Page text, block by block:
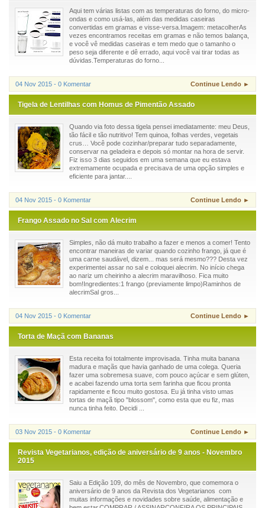
Aqui tem várias listas com as temperaturas do forno, do micro-
ondas e como usá-las, além das medidas caseiras
convertidas em gramas e visse-versa.Imagem: metacolherAs
vezes encontramos receitas em gramas e não temos balança,
e você vê medidas caseiras e tem medo que o tamanho o
peso seja diferente e dê errado, aqui você vai tirar todas as
dúvidas.Temperaturas do forno...
04 Nov 2015 - 0 Komentar Continue Lendo ►
Tigela de Lentilhas com Homus de Pimentão Assado
Quando via foto dessa tigela pensei imediatamente: meu Deus,
tão fácil e tão nutritivo! Tem quinoa, folhas verdes, vegetais
crus… Você pode cozinhar/preparar tudo separadamente,
conservar na geladeira e depois só montar na hora de servir.
Fiz isso 3 dias seguidos em uma semana que eu estava
extremamente ocupada e precisava de uma opção simples e
eficiente para jantar....
04 Nov 2015 - 0 Komentar Continue Lendo ►
Frango Assado no Sal com Alecrim
Simples, não dá muito trabalho a fazer e menos a comer! Tento
encontrar maneiras de variar quando cozinho frango, já que é
uma carne saudável, dizem... mas será mesmo??? Desta vez
experimentei assar no sal e coloquei alecrim. No início chega
ao nariz um cheirinho a alecrim maravilhoso. Fica muito
bom!Ingredientes:1 frango (previamente limpo)Raminhos de
alecrimSal gros...
04 Nov 2015 - 0 Komentar Continue Lendo ►
Torta de Maçã com Bananas
Esta receita foi totalmente improvisada. Tinha muita banana
madura e maçãs que havia ganhado de uma colega. Queria
fazer uma sobremesa suave, com pouco açúcar e sem glúten,
e acabei fazendo uma torta sem farinha que ficou pronta
rapidamente e ficou muito gostosa. Eu já tinha visto umas
tortas de maçã tipo "blossom", como esta que eu fiz, mas
nunca tinha feito. Decidi ...
03 Nov 2015 - 0 Komentar Continue Lendo ►
Revista Vegetarianos, edição de aniversário de 9 anos - Novembro
2015
Saiu a Edição 109, do mês de Novembro, que comemora o
aniversário de 9 anos da Revista dos Vegetarianos com
muitas informações e novidades sobre saúde, alimentação e